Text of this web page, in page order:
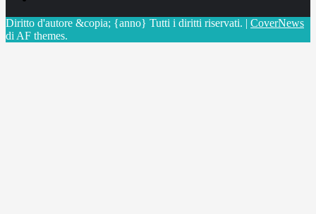
Diritto d'autore &copia; {anno} Tutti i diritti riservati. | CoverNews
di AF themes.